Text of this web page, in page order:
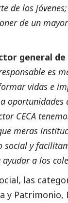
de los
de un
general de
es
vidas e
CECA
meras
social y
a los
, las
y Patrimonio,